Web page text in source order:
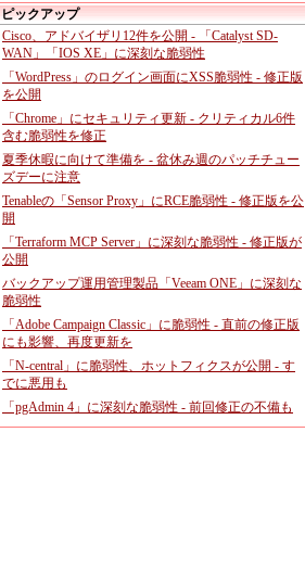
ピックアップ
Cisco、アドバイザリ12件を公開 - 「Catalyst SD-
WAN」「IOS XE」に深刻な脆弱性
「WordPress」のログイン画面にXSS脆弱性 - 修正版
を公開
「Chrome」にセキュリティ更新 - クリティカル6件
含む脆弱性を修正
夏季休暇に向けて準備を - 盆休み週のパッチチュー
ズデーに注意
Tenableの「Sensor Proxy」にRCE脆弱性 - 修正版を公
開
「Terraform MCP Server」に深刻な脆弱性 - 修正版が
公開
バックアップ運用管理製品「Veeam ONE」に深刻な
脆弱性
「Adobe Campaign Classic」に脆弱性 - 直前の修正版
にも影響、再度更新を
「N-central」に脆弱性、ホットフィクスが公開 - す
でに悪用も
「pgAdmin 4」に深刻な脆弱性 - 前回修正の不備も